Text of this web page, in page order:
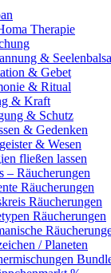
Therapie
&
& Gebet
& Ritual
& Kraft
& Schutz
& Gedenken
& Wesen
fließen lassen
– Räucherungen
Räucherungen
Räucherungen
Räucherungen
/ Planeten